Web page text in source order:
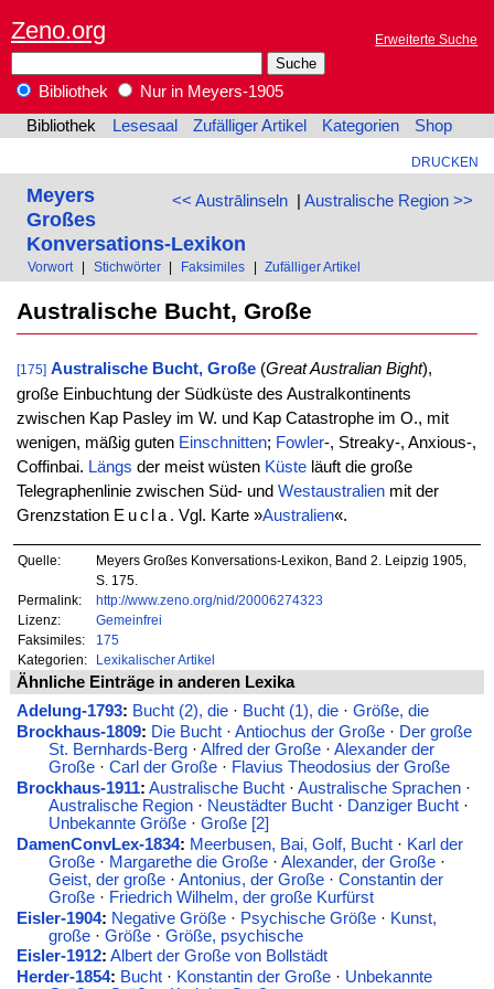
Zeno.org Erweiterte Suche
Bibliothek
Nur in Meyers-1905
Bibliothek
Lesesaal Zufälliger Artikel Kategorien Shop
DRUCKEN
<< Austrālinseln| Australische Region >>
Meyers
Großes
Konversations-Lexikon
Vorwort Stichwörter Faksimiles Zufälliger Artikel
Australische Bucht, Große
[175] Australische Bucht, Große(Great Australian Bight),
große Einbuchtung der Südküste des Australkontinents
zwischen Kap Pasley im W. und Kap Catastrophe im O., mit
wenigen, mäßig guten Einschnitten; Fowler-, Streaky-, Anxious-,
Coffinbai. Längs der meist wüsten Küsteläuft die große
Telegraphenlinie zwischen Süd- und Westaustralienmit der
Grenzstation Eucla. Vgl. Karte »Australien«.
Quelle:
Meyers Großes Konversations-Lexikon, Band 2. Leipzig 1905,
S. 175.
Permalink:
http://www.zeno.org/nid/20006274323
Lizenz:
Gemeinfrei
Faksimiles:
175
Kategorien:
Lexikalischer Artikel
Ähnliche Einträge in anderen Lexika
Adelung-1793: Bucht (2), die· Bucht (1), die· Größe, die
Brockhaus-1809: Die Bucht· Antiochus der Große· Der große
St. Bernhards-Berg· Alfred der Große· Alexander der
Große· Carl der Große· Flavius Theodosius der Große
Brockhaus-1911: Australische Bucht· Australische Sprachen·
Australische Region· Neustädter Bucht· Danziger Bucht·
Unbekannte Größe· Große [2]
DamenConvLex-1834: Meerbusen, Bai, Golf, Bucht· Karl der
Große· Margarethe die Große· Alexander, der Große·
Geist, der große· Antonius, der Große· Constantin der
Große· Friedrich Wilhelm, der große Kurfürst
Eisler-1904: Negative Größe· Psychische Größe· Kunst,
große· Größe· Größe, psychische
Eisler-1912: Albert der Große von Bollstädt
Herder-1854: Bucht· Konstantin der Große· Unbekannte